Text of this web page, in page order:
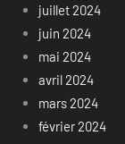
juillet 2024
juin 2024
mai 2024
avril 2024
mars 2024
février 2024